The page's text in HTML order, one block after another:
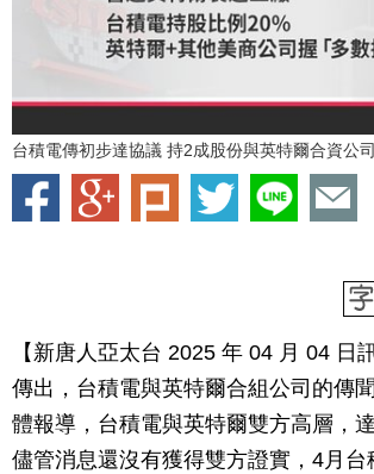
台積電傳初步達協議 持2成股份與英特爾合資公司
【新唐人亞太台 2025 年 04 月 04 日
傳出，台積電與英特爾合組公司的傳
體報導，台積電與英特爾雙方高層，
儘管消息還沒有獲得雙方證實，4月台